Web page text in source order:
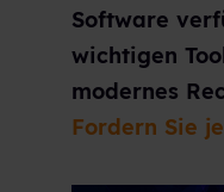
Software
wichtigen
modernes
Fordern Sie